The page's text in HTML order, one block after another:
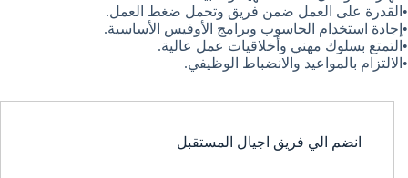
•القدرة على العمل ضمن فريق وتحمل ضغط العمل.
•إجادة استخدام الحاسوب وبرامج الأوفيس الأساسية.
•التمتع بسلوك مهني وأخلاقيات عمل عالية.
•الالتزام بالمواعيد والانضباط الوظيفي.
انضم الي فريق اجيال المستقبل